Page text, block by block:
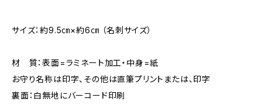
サイズ：約9.5㎝×約6㎝ （名刺サイズ）
材 質：表面=ラミネート加工・中身=紙
お守り名称は印字、その他は直筆プリントまたは、印字
裏面：白無地にバーコード印刷